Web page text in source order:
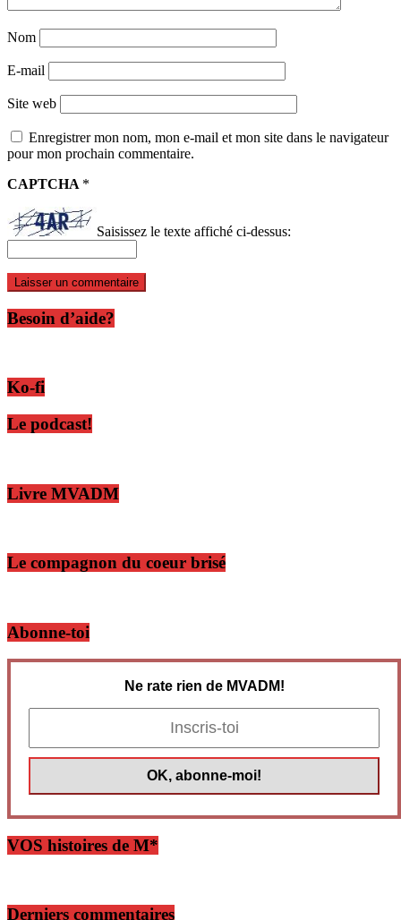
Nom
E-mail
Site web
Enregistrer mon nom, mon e-mail et mon site dans le navigateur
pour mon prochain commentaire.
CAPTCHA *
Saisissez le texte affiché ci-dessus:
Besoin d’aide?
Ko-fi
Le podcast!
Livre MVADM
Le compagnon du coeur brisé
Abonne-toi
Ne rate rien de MVADM!
VOS histoires de M*
Derniers commentaires